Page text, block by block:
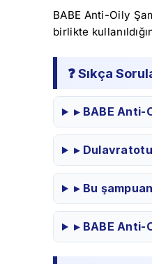
BABE Anti-Oily
birlikte
❓ Sıkça
▸ BABE Anti-
▸
▸ Bu
▸ BABE Anti-